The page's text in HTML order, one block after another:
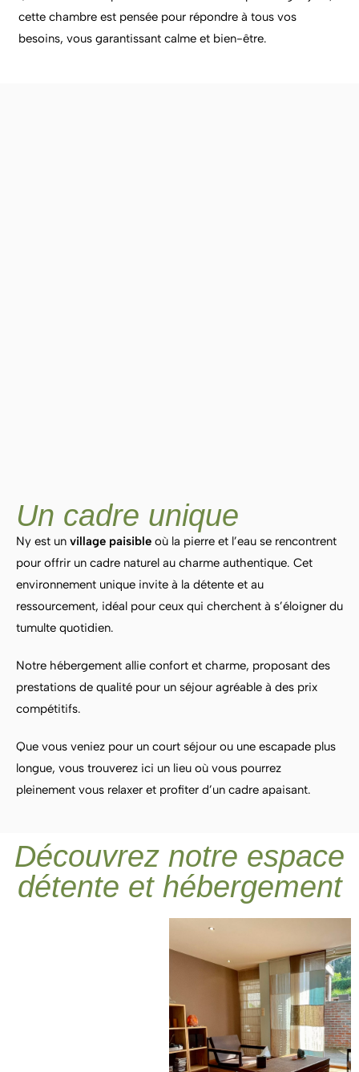
cette chambre est pensée pour répondre à tous vos
besoins, vous garantissant calme et bien-être.
Un cadre unique
Ny est un village paisible où la pierre et l’eau se rencontrent
pour offrir un cadre naturel au charme authentique. Cet
environnement unique invite à la détente et au
ressourcement, idéal pour ceux qui cherchent à s’éloigner du
tumulte quotidien.
Notre hébergement allie confort et charme, proposant des
prestations de qualité pour un séjour agréable à des prix
compétitifs.
Que vous veniez pour un court séjour ou une escapade plus
longue, vous trouverez ici un lieu où vous pourrez
pleinement vous relaxer et profiter d’un cadre apaisant.
Découvrez notre espace
détente et hébergement